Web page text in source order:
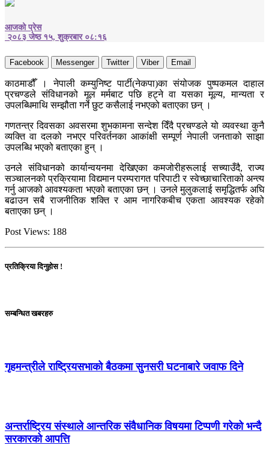
आजको प्रेस
२०८३ जेष्ठ १५, शुक्रबार ०८:१६
Facebook Messenger Twitter Viber Email
काठमाडौँ । नेपाली कम्युनिष्ट पार्टी(नेकपा)का संयोजक पुष्पकमल दाहाल
प्रचण्डले संविधानको मूल मर्मबाट पछि हट्ने वा यसका मूल्य, मान्यता र
उपलब्धिमाथि सम्झौता गर्ने छुट कसैलाई नभएको बताएका छन् ।
गणतन्त्र दिवसका अवसरमा शुभकामना सन्देश दिँदै प्रचण्डले यो व्यवस्था कुनै
व्यक्ति वा दलको नभएर परिवर्तनका आकांक्षी सम्पूर्ण नेपाली जनताको साझा
उपलब्धि भएको बताएका हुन् ।
उनले संविधानको कार्यान्वयनमा देखिएका कमजोरीहरूलाई सच्याउँदै, राज्य
सञ्चालनको प्रक्रियामा विद्यमान परम्परागत परिपाटी र स्वेच्छाचारिताको अन्त्य
गर्नु आजको आवश्यकता भएको बताएका छन् । उनले मुलुकलाई समृद्धितर्फ अघि
बढाउन सबै राजनीतिक शक्ति र आम नागरिकबीच एकता आवश्यक रहेको
बताएका छन् ।
Post Views: 188
प्रतिक्रिया दिनुहोस !
सम्बन्धित खबरहरु
गृहमन्त्रीले राष्ट्रियसभाको बैठकमा सुनसरी घटनाबारे जवाफ दिने
अन्तर्राष्ट्रिय संस्थाले आन्तरिक संवैधानिक विषयमा टिप्पणी गरेको भन्दै
सरकारको आपत्ति